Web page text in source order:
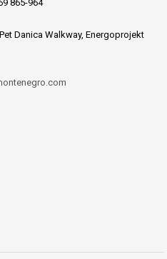
865-964
Danica Walkway, Energoprojekt